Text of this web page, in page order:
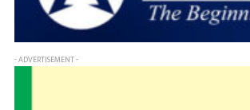
- ADVERTISEMENT -